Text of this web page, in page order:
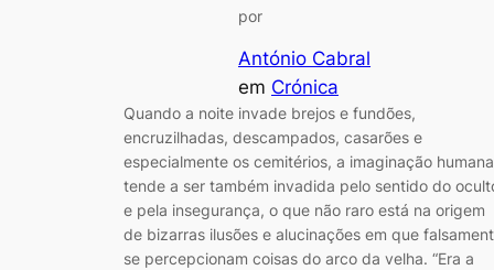
por
António Cabral
em Crónica
Quando a noite invade brejos e fundões,
encruzilhadas, descampados, casarões e
especialmente os cemitérios, a imaginação humana
tende a ser também invadida pelo sentido do
e pela insegurança, o que não raro está na origem
de bizarras ilusões e alucinações em que
se percepcionam coisas do arco da velha. “Era a